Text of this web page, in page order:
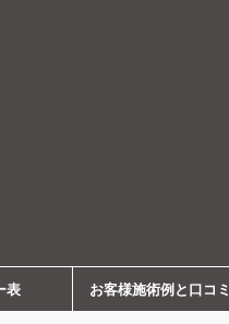
表 お客様施術例と口コミ